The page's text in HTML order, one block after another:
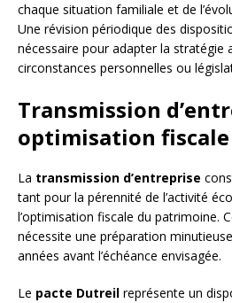
chaque situation familiale et de
Une révision périodique des
nécessaire pour adapter la stratégie
circonstances personnelles ou
Transmission
optimisation fiscale
La transmission d’entreprise
tant pour la pérennité de l’activité
l’optimisation fiscale du patrimoine.
nécessite une préparation
années avant l’échéance envisagée.
Le pacte Dutreil représente un